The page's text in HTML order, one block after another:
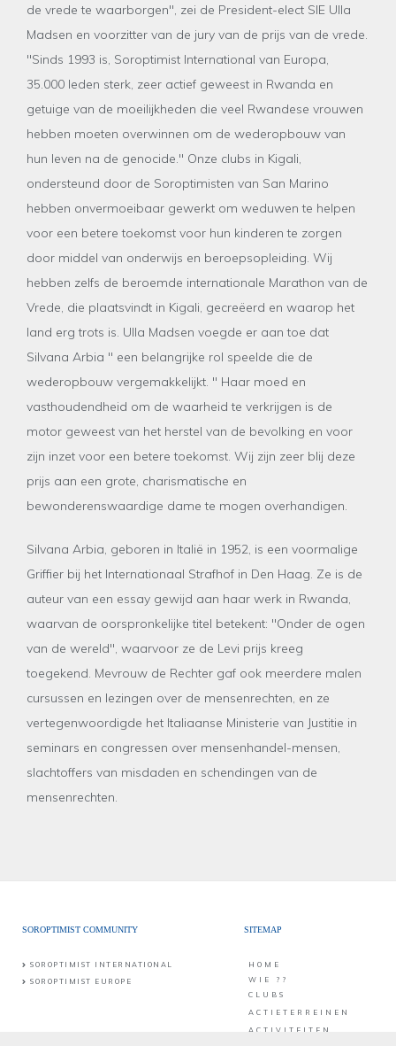
de vrede te waarborgen", zei de President-elect SIE Ulla
Madsen en voorzitter van de jury van de prijs van de vrede.
"Sinds 1993 is, Soroptimist International van Europa,
35.000 leden sterk, zeer actief geweest in Rwanda en
getuige van de moeilijkheden die veel Rwandese vrouwen
hebben moeten overwinnen om de wederopbouw van
hun leven na de genocide." Onze clubs in Kigali,
ondersteund door de Soroptimisten van San Marino
hebben onvermoeibaar gewerkt om weduwen te helpen
voor een betere toekomst voor hun kinderen te zorgen
door middel van onderwijs en beroepsopleiding. Wij
hebben zelfs de beroemde internationale Marathon van de
Vrede, die plaatsvindt in Kigali, gecreëerd en waarop het
land erg trots is. Ulla Madsen voegde er aan toe dat
Silvana Arbia " een belangrijke rol speelde die de
wederopbouw vergemakkelijkt. '' Haar moed en
vasthoudendheid om de waarheid te verkrijgen is de
motor geweest van het herstel van de bevolking en voor
zijn inzet voor een betere toekomst. Wij zijn zeer blij deze
prijs aan een grote, charismatische en
bewonderenswaardige dame te mogen overhandigen.
Silvana Arbia, geboren in Italië in 1952, is een voormalige
Griffier bij het Internationaal Strafhof in Den Haag. Ze is de
auteur van een essay gewijd aan haar werk in Rwanda,
waarvan de oorspronkelijke titel betekent: "Onder de ogen
van de wereld", waarvoor ze de Levi prijs kreeg
toegekend. Mevrouw de Rechter gaf ook meerdere malen
cursussen en lezingen over de mensenrechten, en ze
vertegenwoordigde het Italiaanse Ministerie van Justitie in
seminars en congressen over mensenhandel-mensen,
slachtoffers van misdaden en schendingen van de
mensenrechten.
SOROPTIMIST COMMUNITY
SOROPTIMIST INTERNATIONAL
SOROPTIMIST EUROPE
SITEMAP
HOME
WIE ??
CLUBS
ACTIETERREINEN
ACTIVITEITEN